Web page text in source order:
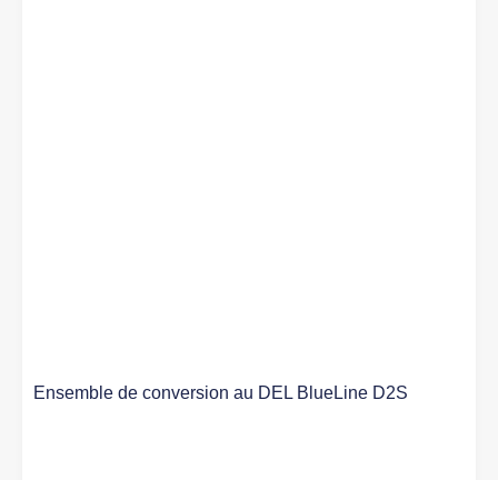
Ensemble de conversion au DEL BlueLine D2S